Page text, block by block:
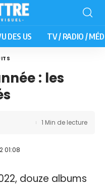
DES US TV / RADIO /
: les
01:08
1 Min de lecture
douze albums